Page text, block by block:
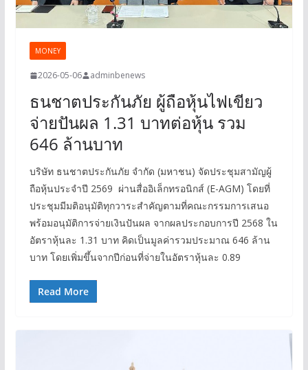
MONEY
2026-05-06 adminbenews
ธนชาตประกันภัย ผู้ถือหุ้นไฟเขียว
จ่ายปันผล 1.31 บาทต่อหุ้น รวม
646 ล้านบาท
บริษัท ธนชาตประกันภัย จำกัด (มหาชน) จัดประชุมสามัญผู้
ถือหุ้นประจำปี 2569 ผ่านสื่ออิเล็กทรอนิกส์ (E-AGM) โดยที่
ประชุมมีมติอนุมัติทุกวาระสำคัญตามที่คณะกรรมการเสนอ
พร้อมอนุมัติการจ่ายเงินปันผล จากผลประกอบการปี 2568 ใน
อัตราหุ้นละ 1.31 บาท คิดเป็นมูลค่ารวมประมาณ 646 ล้าน
บาท โดยเพิ่มขึ้นจากปีก่อนที่จ่ายในอัตราหุ้นละ 0.89
Read More